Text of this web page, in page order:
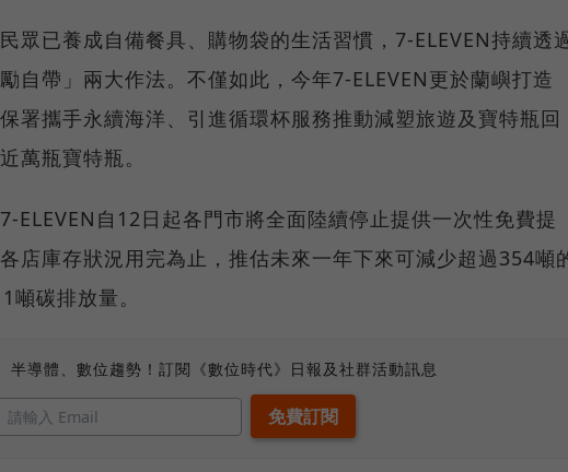
眾已養成自備餐具、購物袋的生活習慣，7-ELEVEN持續透
自帶」兩大作法。不僅如此，今年7-ELEVEN更於蘭嶼打造
署攜手永續海洋、引進循環杯服務推動減塑旅遊及寶特瓶回
萬瓶寶特瓶。
ELEVEN自12日起各門市將全面陸續停止提供一次性免費提
店庫存狀況用完為止，推估未來一年下來可減少超過354噸
碳排放量。
半導體、數位趨勢！訂閱《數位時代》日報及社群活動訊息